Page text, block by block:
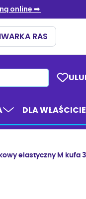
DLA
elastyczny M